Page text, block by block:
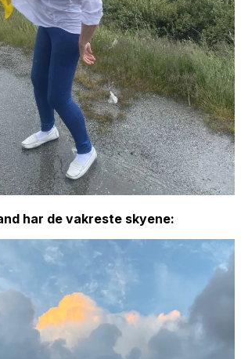
har de vakreste skyene: